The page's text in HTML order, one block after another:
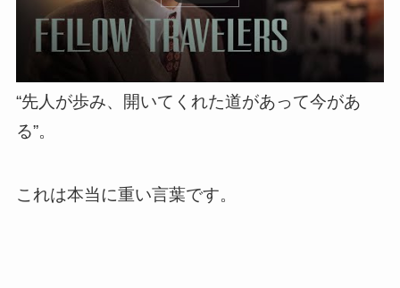
“先人が歩み、開いてくれた道があって今があ
る”。
これは本当に重い言葉です。